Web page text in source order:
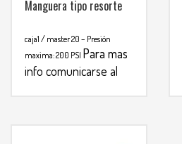
Manguera tipo resorte
caja1 / master 20 – Presión
maxima: 200 PSI Para mas
info comunicarse al